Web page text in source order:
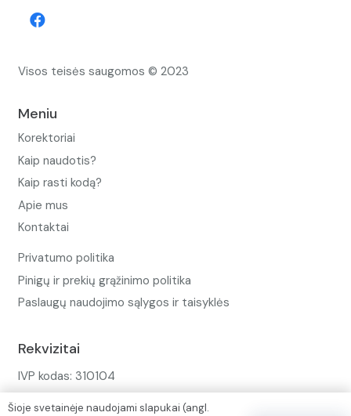
Visos teisės saugomos © 2023
Meniu
Korektoriai
Kaip naudotis?
Kaip rasti kodą?
Apie mus
Kontaktai
Privatumo politika
Pinigų ir prekių grąžinimo politika
Paslaugų naudojimo sąlygos ir taisyklės
Rekvizitai
IVP kodas: 310104
Šioje svetainėje naudojami slapukai (angl.